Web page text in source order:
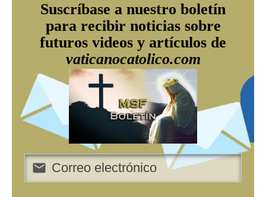
Suscríbase a nuestro boletín
para recibir noticias sobre
futuros videos y artículos de
vaticanocatolico.com